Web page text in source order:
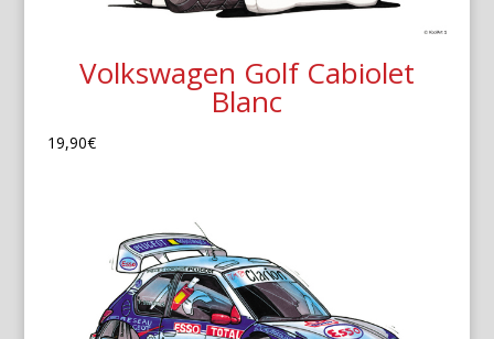
Volkswagen Golf Cabiolet
Blanc
19,90€